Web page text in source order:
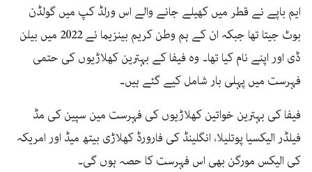
ایم باپے نے قطر میں کھیلے جانے والے اس ورلڈ کپ میں گولڈن
بوٹ جیتا تھا جبکہ ان کے ہم وطن کریم بینزیما نے 2022 میں بیلن
ڈی اور اپنے نام کیا تھا۔ وہ فیفا کے بہترین کھلاڑیوں کی حتمی
فہرست میں پہلی بار شامل کیے گئے ہیں۔
فیفا کی بہترین خواتین کھلاڑیوں کی فہرست مین سپین کی مڈ
فیلڈر الیکسیا پوتلیلا، انگلینڈ کی فارورڈ کھلاڑی بیتھ میڈ اور امریکہ
کی الیکس مورگن بھی اس فہرست کا حصہ ہوں گی۔